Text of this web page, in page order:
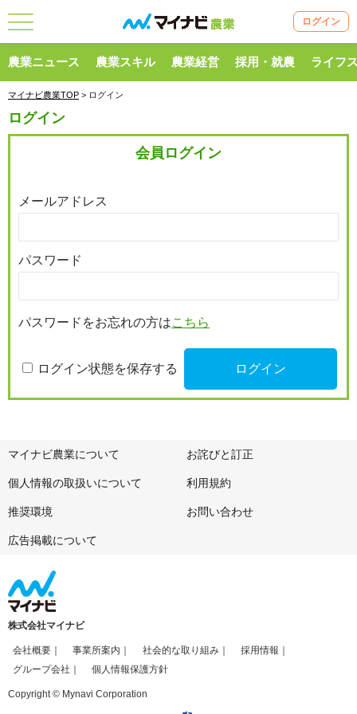
ログイン
農業ニュース 農業スキル 農業経営 採用・就農 ライフ
マイナビ農業TOP > ログイン
ログイン
会員ログイン
メールアドレス
パスワード
パスワードをお忘れの方はこちら
ログイン状態を保存する
マイナビ農業について お詫びと訂正
個人情報の取扱いについて 利用規約
推奨環境 お問い合わせ
広告掲載について
株式会社マイナビ
会社概要 事業所案内 社会的な取り組み
採用情報
グループ会社
個人情報保護方針
Copyright © Mynavi Corporation